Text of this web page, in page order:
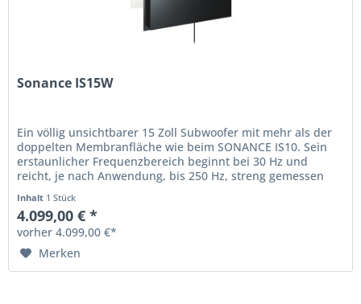
Sonance IS15W
Ein völlig unsichtbarer 15 Zoll Subwoofer mit mehr als der
doppelten Membranfläche wie beim SONANCE IS10. Sein
erstaunlicher Frequenzbereich beginnt bei 30 Hz und
reicht, je nach Anwendung, bis 250 Hz, streng gemessen
Inhalt 1 Stück
4.099,00 € *
vorher 4.099,00 €*
Merken